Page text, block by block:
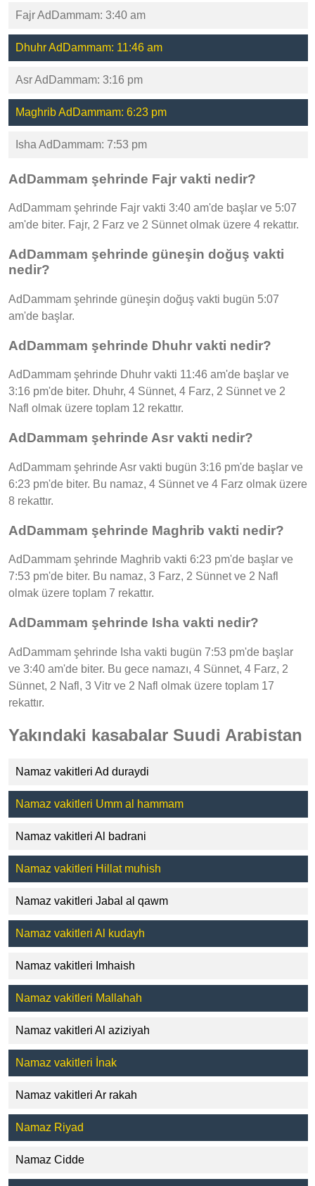
Fajr AdDammam: 3:40 am
Dhuhr AdDammam: 11:46 am
Asr AdDammam: 3:16 pm
Maghrib AdDammam: 6:23 pm
Isha AdDammam: 7:53 pm
AdDammam şehrinde Fajr vakti nedir?
AdDammam şehrinde Fajr vakti 3:40 am'de başlar ve 5:07
am'de biter. Fajr, 2 Farz ve 2 Sünnet olmak üzere 4 rekattır.
AdDammam şehrinde güneşin doğuş vakti
nedir?
AdDammam şehrinde güneşin doğuş vakti bugün 5:07
am'de başlar.
AdDammam şehrinde Dhuhr vakti nedir?
AdDammam şehrinde Dhuhr vakti 11:46 am'de başlar ve
3:16 pm'de biter. Dhuhr, 4 Sünnet, 4 Farz, 2 Sünnet ve 2
Nafl olmak üzere toplam 12 rekattır.
AdDammam şehrinde Asr vakti nedir?
AdDammam şehrinde Asr vakti bugün 3:16 pm'de başlar ve
6:23 pm'de biter. Bu namaz, 4 Sünnet ve 4 Farz olmak üzere
8 rekattır.
AdDammam şehrinde Maghrib vakti nedir?
AdDammam şehrinde Maghrib vakti 6:23 pm'de başlar ve
7:53 pm'de biter. Bu namaz, 3 Farz, 2 Sünnet ve 2 Nafl
olmak üzere toplam 7 rekattır.
AdDammam şehrinde Isha vakti nedir?
AdDammam şehrinde Isha vakti bugün 7:53 pm'de başlar
ve 3:40 am'de biter. Bu gece namazı, 4 Sünnet, 4 Farz, 2
Sünnet, 2 Nafl, 3 Vitr ve 2 Nafl olmak üzere toplam 17
rekattır.
Yakındaki kasabalar Suudi Arabistan
Namaz vakitleri Ad duraydi
Namaz vakitleri Umm al hammam
Namaz vakitleri Al badrani
Namaz vakitleri Hillat muhish
Namaz vakitleri Jabal al qawm
Namaz vakitleri Al kudayh
Namaz vakitleri Imhaish
Namaz vakitleri Mallahah
Namaz vakitleri Al aziziyah
Namaz vakitleri İnak
Namaz vakitleri Ar rakah
Namaz Riyad
Namaz Cidde